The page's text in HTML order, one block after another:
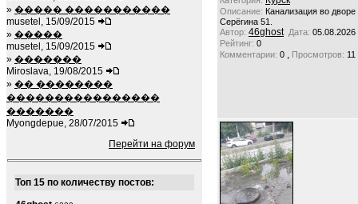
» ����� �����������
musetel, 15/09/2015
» �����
musetel, 15/09/2015
» �������
Miroslava, 19/08/2015
» �� ��������
����������������
�������
Myongdepue, 28/07/2015
Перейти на форум
Топ 15 по количеству постов:
Описание: Канализация во
Серёгина 51.
Автор: 46ghost Дата: 05.08.2026
Рейтинг: 0
Комментарии: 0 , Просмотров: 11